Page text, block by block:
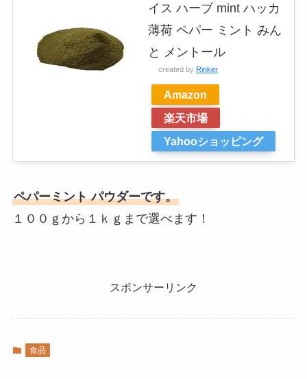
イス ハーブ mint ハッカ
薄荷 ペパー ミント みん
と メントール
created by Rinker
Amazon
楽天市場
Yahooショッピング
ペパーミント パウダーです。
１００ｇから１ｋｇまで選べます！
スポンサーリンク
食品